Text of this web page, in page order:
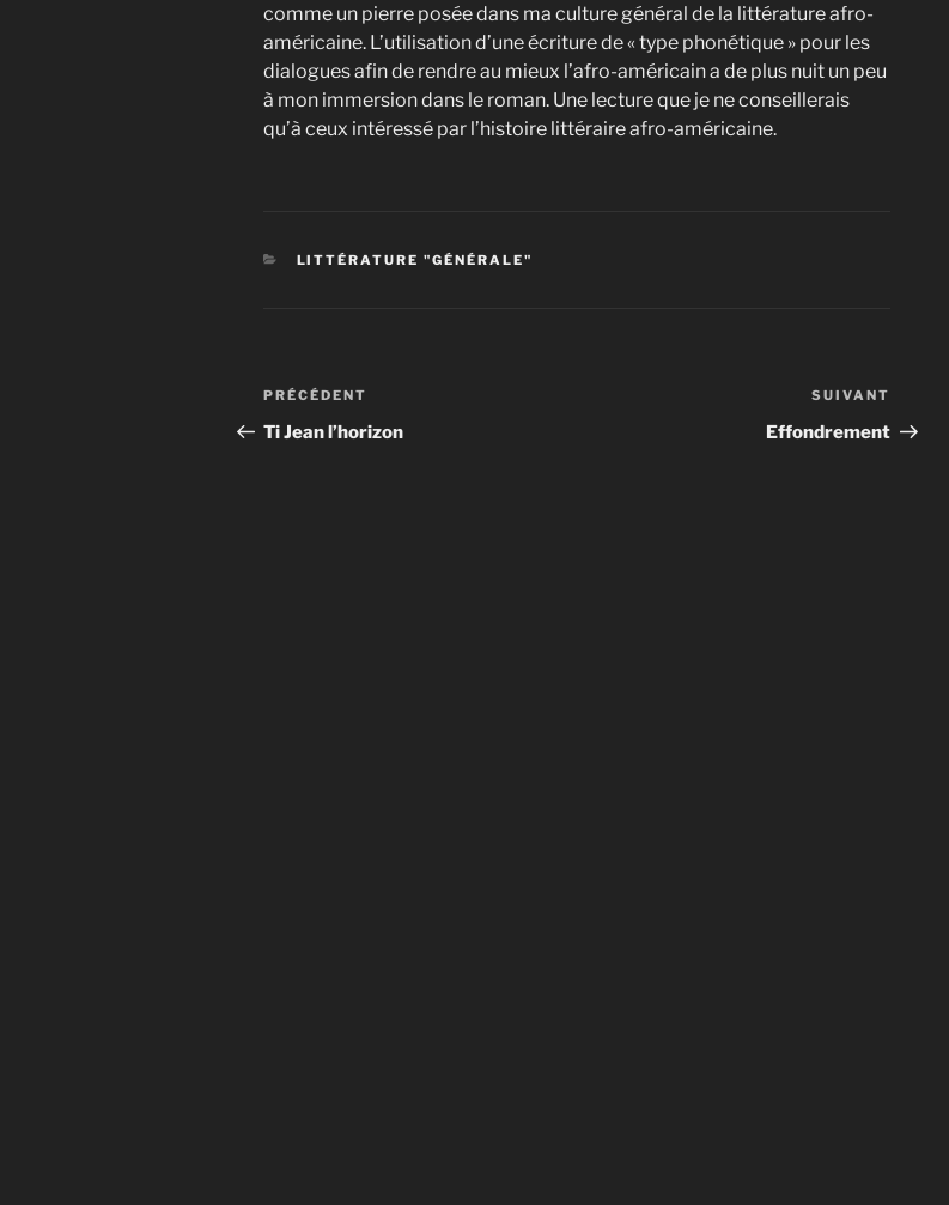
comme un pierre posée dans ma culture général de la littérature afro-
américaine. L’utilisation d’une écriture de « type phonétique » pour les
dialogues afin de rendre au mieux l’afro-américain a de plus nuit un peu
à mon immersion dans le roman. Une lecture que je ne conseillerais
qu’à ceux intéressé par l’histoire littéraire afro-américaine.
CATÉGORIES
LITTÉRATURE "GÉNÉRALE"
Navigation
de
Article
précédent
PRÉCÉDENT
Ti Jean l’horizon
suivant
SUIVANT
Effondrement